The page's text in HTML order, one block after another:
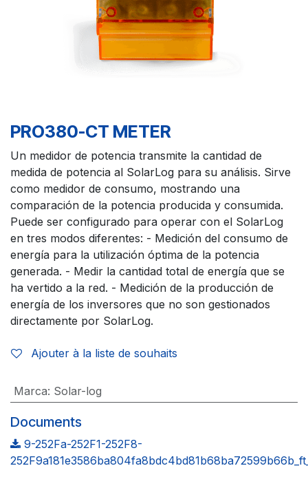
PRO380-CT METER
Un medidor de potencia transmite la cantidad de
medida de potencia al SolarLog para su análisis. Sirve
como medidor de consumo, mostrando una
comparación de la potencia producida y consumida.
Puede ser configurado para operar con el SolarLog
en tres modos diferentes: - Medición del consumo de
energía para la utilización óptima de la potencia
generada. - Medir la cantidad total de energía que se
ha vertido a la red. - Medición de la producción de
energía de los inversores que no son gestionados
directamente por SolarLog.
Ajouter à la liste de souhaits
Marca: Solar-log
Documents
9-252Fa-252F1-252F8-